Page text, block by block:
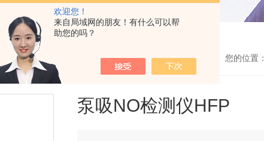
欢迎您！
来自局域网的朋友！有什么可以帮
助您的吗？
您的位置：
泵吸NO检测仪HFP